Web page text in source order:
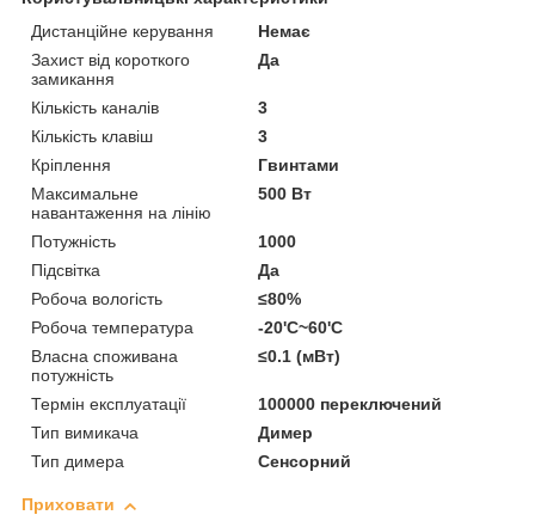
Дистанційне керування
Немає
Захист від короткого
замикання
Да
Кількість каналів
3
Кількість клавіш
3
Кріплення
Гвинтами
Максимальне
навантаження на лінію
500 Вт
Потужність
1000
Підсвітка
Да
Робоча вологість
≤80%
Робоча температура
-20'C~60'C
Власна споживана
потужність
≤0.1 (мВт)
Термін експлуатації
100000 переключений
Тип вимикача
Димер
Тип димера
Сенсорний
Приховати